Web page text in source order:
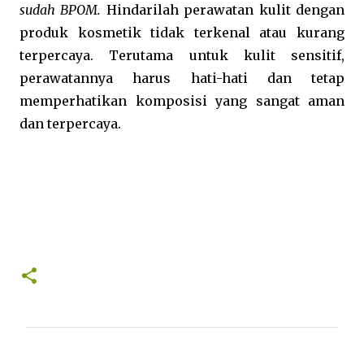
sudah BPOM. Hindarilah perawatan kulit dengan
produk kosmetik tidak terkenal atau kurang
terpercaya. Terutama untuk kulit sensitif,
perawatannya harus hati-hati dan tetap
memperhatikan komposisi yang sangat aman
dan terpercaya.